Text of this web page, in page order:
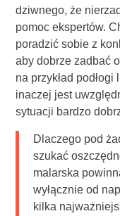
dziwnego, że
pomoc ekspertów.
poradzić sobie z
aby dobrze zadbać
na przykład
inaczej jest
sytuacji bardzo
Dlaczego pod
szukać
malarska
wyłącznie od
kilka